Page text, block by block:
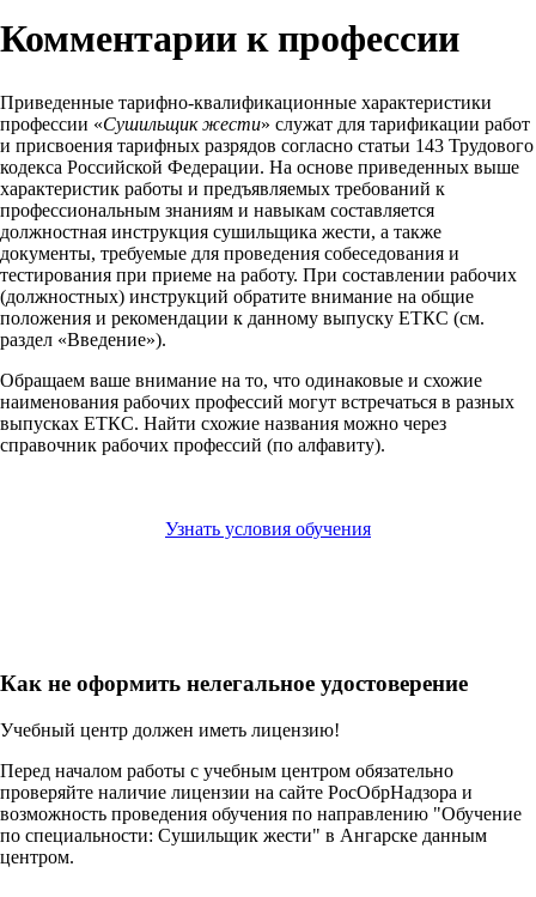
Комментарии к профессии
Приведенные тарифно-квалификационные характеристики
профессии «Сушильщик жести» служат для тарификации работ
и присвоения тарифных разрядов согласно статьи 143 Трудового
кодекса Российской Федерации. На основе приведенных выше
характеристик работы и предъявляемых требований к
профессиональным знаниям и навыкам составляется
должностная инструкция сушильщика жести, а также
документы, требуемые для проведения собеседования и
тестирования при приеме на работу. При составлении рабочих
(должностных) инструкций обратите внимание на общие
положения и рекомендации к данному выпуску ЕТКС (см.
раздел «Введение»).
Обращаем ваше внимание на то, что одинаковые и схожие
наименования рабочих профессий могут встречаться в разных
выпусках ЕТКС. Найти схожие названия можно через
справочник рабочих профессий (по алфавиту).
Узнать условия обучения
Как не оформить нелегальное удостоверение
Учебный центр должен иметь лицензию!
Перед началом работы с учебным центром обязательно
проверяйте наличие лицензии на сайте РосОбрНадзора и
возможность проведения обучения по направлению "Обучение
по специальности: Сушильщик жести" в Ангарске данным
центром.